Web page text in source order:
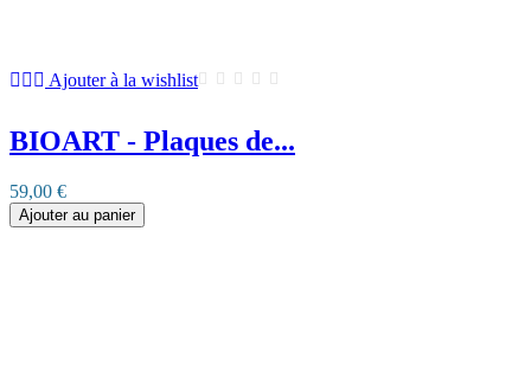
Ajouter à la wishlist
BIOART - Plaques de...
59,00 €
Ajouter au panier